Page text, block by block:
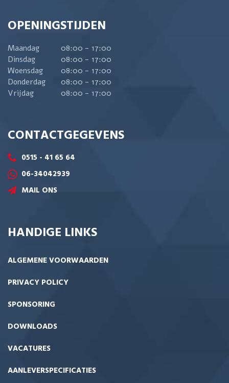
OPENINGSTIJDEN
Maandag
08:00 - 17:00
Dinsdag
08:00 - 17:00
Woensdag
08:00 - 17:00
Donderdag
08:00 - 17:00
Vrijdag
08:00 - 17:00
CONTACTGEGEVENS
0515 - 41 65 64
06-34042939
MAIL ONS
HANDIGE LINKS
ALGEMENE VOORWAARDEN
PRIVACY POLICY
SPONSORING
DOWNLOADS
VACATURES
AANLEVERSPECIFICATIES